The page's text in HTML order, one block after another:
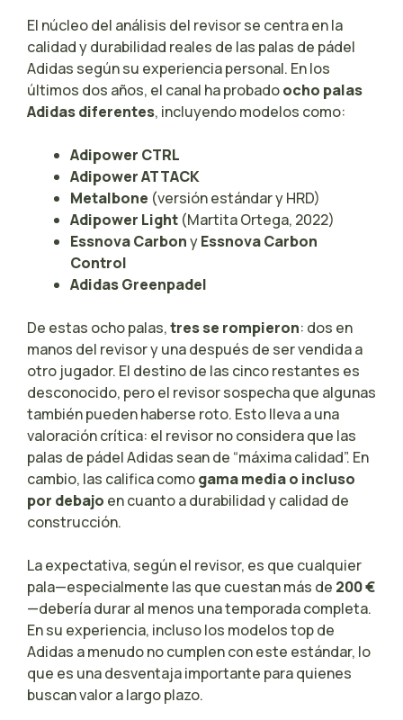
El núcleo del análisis del revisor se centra en la
calidad y durabilidad reales de las palas de pádel
Adidas según su experiencia personal. En los
últimos dos años, el canal ha probadoocho palas
Adidas diferentes, incluyendo modelos como:
Adipower CTRL
Adipower ATTACK
Metalbone (versión estándar y HRD)
Adipower Light (Martita Ortega, 2022)
Essnova CarbonyEssnova Carbon
Control
Adidas Greenpadel
De estas ocho palas,tres se rompieron: dos en
manos del revisor y una después de ser vendida a
otro jugador. El destino de las cinco restantes es
desconocido, pero el revisor sospecha que algunas
también pueden haberse roto. Esto lleva a una
valoración crítica: el revisor no considera que las
palas de pádel Adidas sean de “máxima calidad”. En
cambio, las califica comogama media o incluso
por debajo en cuanto a durabilidad y calidad de
construcción.
La expectativa, según el revisor, es que cualquier
pala—especialmente las que cuestan más de 200 €
—debería durar al menos una temporada completa.
En su experiencia, incluso los modelos top de
Adidas a menudo no cumplen con este estándar, lo
que es una desventaja importante para quienes
buscan valor a largo plazo.